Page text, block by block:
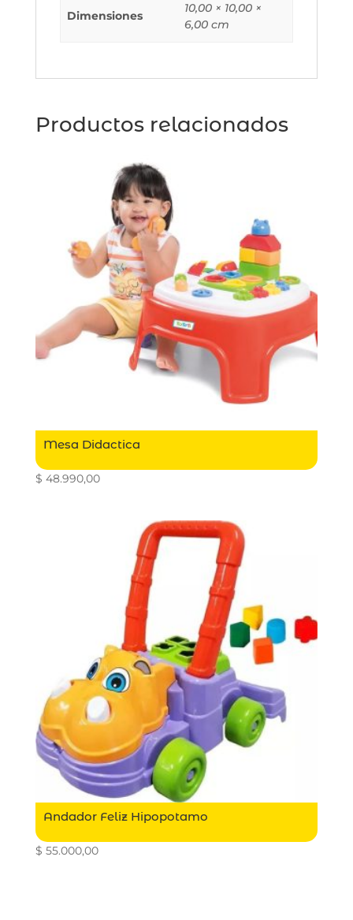
Dimensiones
10,00 × 10,00 ×
6,00 cm
Productos relacionados
Mesa Didactica
$ 48.990,00
Andador Feliz Hipopotamo
$ 55.000,00